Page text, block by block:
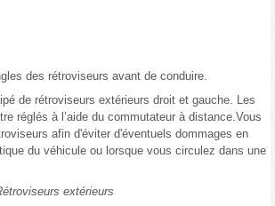
des rétroviseurs avant de conduire.
de rétroviseurs extérieurs droit et gauche. Les
réglés à l’aide du commutateur à distance.Vous
afin d'éviter d'éventuels dommages en
du véhicule ou lorsque vous circulez dans une
extérieurs